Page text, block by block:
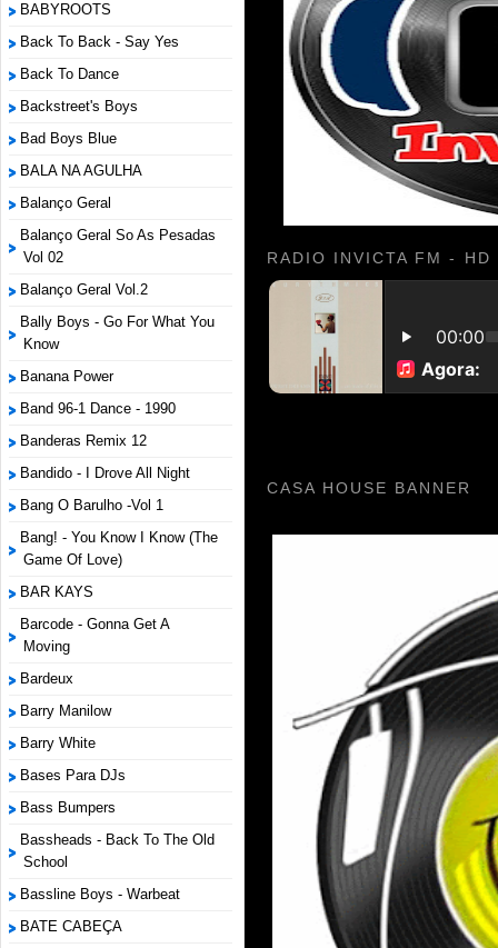
BABYROOTS
Back To Back - Say Yes
Back To Dance
Backstreet's Boys
Bad Boys Blue
BALA NA AGULHA
Balanço Geral
Balanço Geral So As Pesadas
Vol 02
Balanço Geral Vol.2
Bally Boys - Go For What You
Know
Banana Power
Band 96-1 Dance - 1990
Banderas Remix 12
Bandido - I Drove All Night
Bang O Barulho -Vol 1
Bang! - You Know I Know (The
Game Of Love)
BAR KAYS
Barcode - Gonna Get A
Moving
Bardeux
Barry Manilow
Barry White
Bases Para DJs
Bass Bumpers
Bassheads - Back To The Old
School
Bassline Boys - Warbeat
BATE CABEÇA
RADIO INVICTA FM - HD
CASA HOUSE BANNER